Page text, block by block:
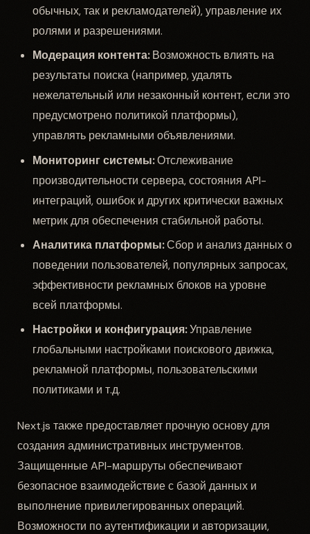
обычных, так и рекламодателей), управление их
ролями и разрешениями.
Модерация контента:Возможность влиять на
результаты поиска (например, удалять
нежелательный или незаконный контент, если это
предусмотрено политикой платформы),
управлять рекламными объявлениями.
Мониторинг системы:Отслеживание
производительности сервера, состояния API-
интеграций, ошибок и других критически важных
метрик для обеспечения стабильной работы.
Аналитика платформы:Сбор и анализ данных о
поведении пользователей, популярных запросах,
эффективности рекламных блоков на уровне
всей платформы.
Настройки и конфигурация:Управление
глобальными настройками поискового движка,
рекламной платформы, пользовательскими
политиками и т.д.
Next.js также предоставляет прочную основу для
создания административных инструментов.
Защищенные API-маршруты обеспечивают
безопасное взаимодействие с базой данных и
выполнение привилегированных операций.
Возможности по аутентификации и авторизации,